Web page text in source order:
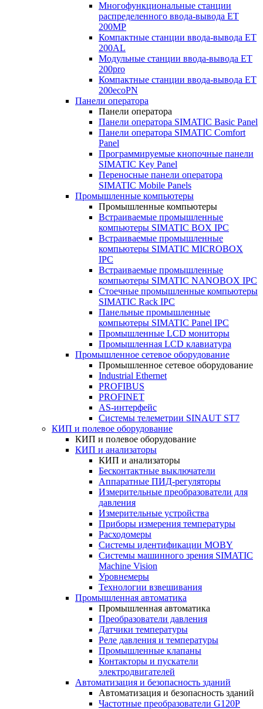
Многофункциональные станции
распределенного ввода-вывода ET
200MP
Компактные станции ввода-вывода ET
200AL
Модульные станции ввода-вывода ET
200pro
Компактные станции ввода-вывода ET
200ecoPN
Панели оператора
Панели оператора
Панели оператора SIMATIC Basic Panel
Панели оператора SIMATIC Comfort
Panel
Программируемые кнопочные панели
SIMATIC Key Panel
Переносные панели оператора
SIMATIC Mobile Panels
Промышленные компьютеры
Промышленные компьютеры
Встраиваемые промышленные
компьютеры SIMATIC BOX IPC
Встраиваемые промышленные
компьютеры SIMATIC MICROBOX
IPC
Встраиваемые промышленные
компьютеры SIMATIC NANOBOX IPC
Стоечные промышленные компьютеры
SIMATIC Rack IPC
Панельные промышленные
компьютеры SIMATIC Panel IPC
Промышленные LCD мониторы
Промышленная LCD клавиатура
Промышленное сетевое оборудование
Промышленное сетевое оборудование
Industrial Ethernet
PROFIBUS
PROFINET
AS-интерфейс
Системы телеметрии SINAUT ST7
КИП и полевое оборудование
КИП и полевое оборудование
КИП и анализаторы
КИП и анализаторы
Бесконтактные выключатели
Аппаратные ПИД-регуляторы
Измерительные преобразователи для
давления
Измерительные устройства
Приборы измерения температуры
Расходомеры
Системы идентификации MOBY
Системы машинного зрения SIMATIC
Machine Vision
Уровнемеры
Технологии взвешивания
Промышленная автоматика
Промышленная автоматика
Преобразователи давления
Датчики температуры
Реле давления и температуры
Промышленные клапаны
Контакторы и пускатели
электродвигателей
Автоматизация и безопасность зданий
Автоматизация и безопасность зданий
Частотные преобразователи G120P